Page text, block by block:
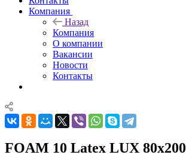
Компания
Назад
Компания
О компании
Вакансии
Новости
Контакты
FOAM 10 Latex LUX 80x200